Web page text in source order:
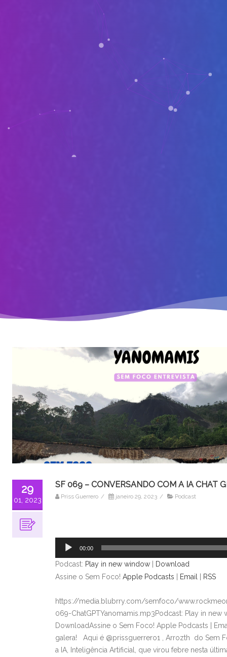
29
01, 2023
SF 069 – CONVERSANDO COM A IA CHAT
Priss Guerrero / janeiro 29, 2023 / Podcast
áudio
00:00
Podcast: Play in new window
Download
Assine o Sem Foco! Apple Podcasts Email RSS
https://media.blubrry.com/semfoco/
069-ChatGPTYanomamis.mp3Podcast: Play in new
DownloadAssine o Sem Foco! Apple Podcasts |
galera! Aqui é @prissguerrero1 , Arrozth do Sem
a IA, Inteligência Artificial, que virou febre nesta